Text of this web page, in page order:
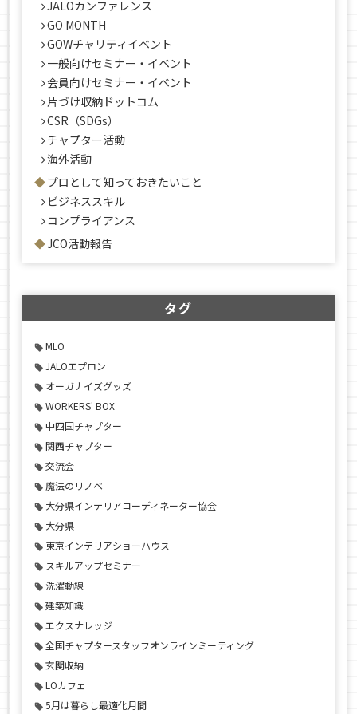
JALOカンファレンス
GO MONTH
GOWチャリティイベント
一般向けセミナー・イベント
会員向けセミナー・イベント
片づけ収納ドットコム
CSR（SDGs）
チャプター活動
海外活動
プロとして知っておきたいこと
ビジネススキル
コンプライアンス
JCO活動報告
タグ
MLO
JALOエプロン
オーガナイズグッズ
WORKERS' BOX
中四国チャプター
関西チャプター
交流会
魔法のリノベ
大分県インテリアコーディネーター協会
大分県
東京インテリアショーハウス
スキルアップセミナー
洗濯動線
建築知識
エクスナレッジ
全国チャプタースタッフオンラインミーティング
玄関収納
LOカフェ
5月は暮らし最適化月間